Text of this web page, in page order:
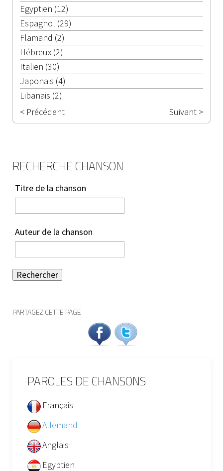
Egyptien (12)
Espagnol (29)
Flamand (2)
Hébreux (2)
Italien (30)
Japonais (4)
Libanais (2)
< Précédent
Suivant >
RECHERCHE CHANSON
Titre de la chanson
Auteur de la chanson
Rechercher
PARTAGEZ CETTE PAGE
PAROLES DE CHANSONS
Français
Allemand
Anglais
Egyptien